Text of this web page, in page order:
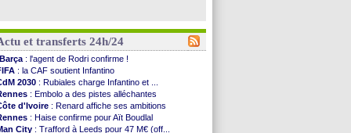
et transferts 24h/24
Barça : l'agent de Rodri confirme !
: la CAF soutient Infantino
2030 : Rubiales charge Infantino et ...
: Embolo a des pistes alléchantes
d'Ivoire : Renard affiche ses ambitions
: Haise confirme pour Aït Boudlal
City : Trafford à Leeds pour 47 M€ (off...